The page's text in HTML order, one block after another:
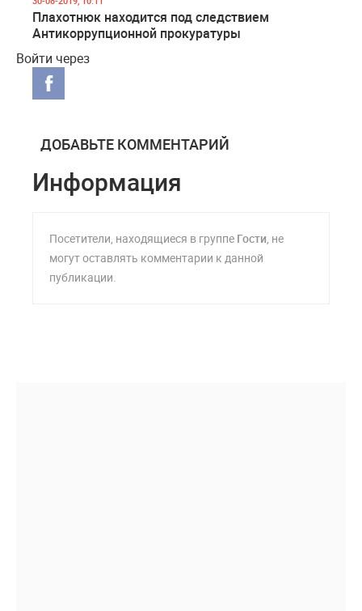
Плахотнюк находится под следствием
Антикоррупционной прокуратуры
Войти через
ДОБАВЬТЕ КОММЕНТАРИЙ
Информация
Посетители, находящиеся в группе Гости , не
могут оставлять комментарии к данной
публикации.